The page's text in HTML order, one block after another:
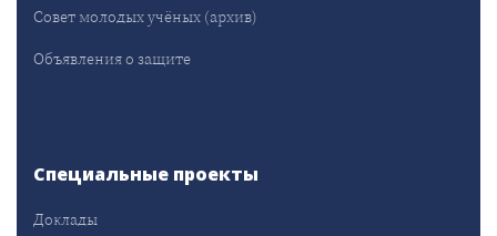
Совет молодых учёных (архив)
Объявления о защите
Специальные проекты
Доклады